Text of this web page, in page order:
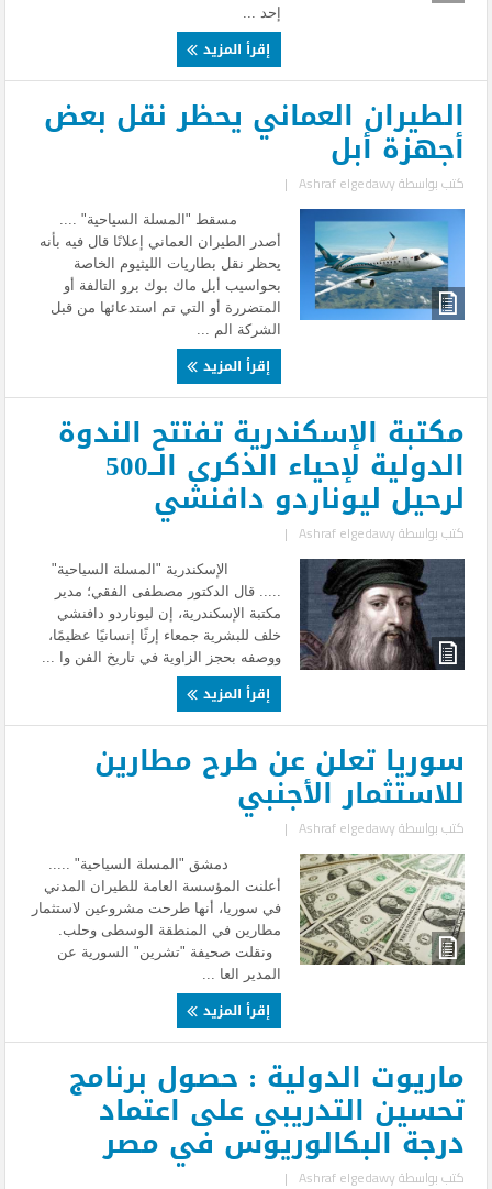
إحد ...
إقرأ المزيد
الطيران العماني يحظر نقل بعض
أجهزة أبل
كتب بواسطةAshraf elgedawy
|
مسقط "المسلة السياحية" ....
أصدر الطيران العماني إعلانًا قال فيه بأنه
يحظر نقل بطاريات الليثيوم الخاصة
بحواسيب أبل ماك بوك برو التالفة أو
المتضررة أو التي تم استدعائها من قبل
الشركة الم ...
إقرأ المزيد
مكتبة الإسكندرية تفتتح الندوة
الدولية لإحياء الذكرى الــ500
لرحيل ليوناردو دافنشي
كتب بواسطةAshraf elgedawy
|
الإسكندرية "المسلة السياحية"
..... قال الدكتور مصطفى الفقي؛ مدير
مكتبة الإسكندرية، إن ليوناردو دافنشي
خلف للبشرية جمعاء إرثًا إنسانيًا عظيمًا،
ووصفه بحجز الزاوية في تاريخ الفن وا ...
إقرأ المزيد
سوريا تعلن عن طرح مطارين
للاستثمار الأجنبي
كتب بواسطةAshraf elgedawy
|
دمشق "المسلة السياحية" .....
أعلنت المؤسسة العامة للطيران المدني
في سوريا، أنها طرحت مشروعين لاستثمار
مطارين في المنطقة الوسطى وحلب.
ونقلت صحيفة "تشرين" السورية عن
المدير العا ...
إقرأ المزيد
ماريوت الدولية : حصول برنامج
تحسين التدريبي على اعتماد
درجة البكالوريوس في مصر
كتب بواسطةAshraf elgedawy
|